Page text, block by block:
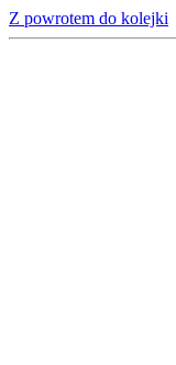
Z powrotem do kolejki